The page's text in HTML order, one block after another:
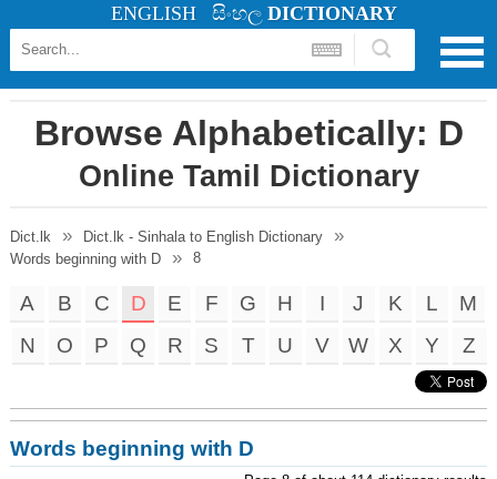
Browse Alphabetically: D
Online Tamil Dictionary
Dict.lk
Dict.lk - Sinhala to English Dictionary
Words beginning with D
8
A B C D E F G H I J K L
M
N
O P Q R S T U V W X Y Z
Words beginning with D
ENGLISH සිංහල DICTIONARY